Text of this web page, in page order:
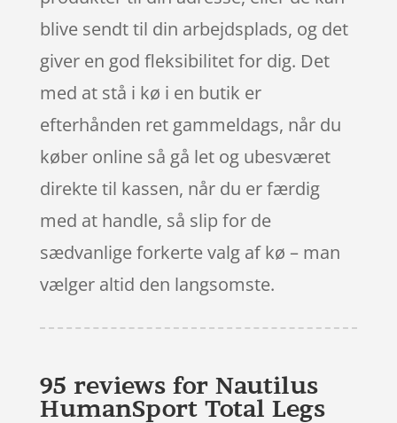
blive sendt til din arbejdsplads, og det
giver en god fleksibilitet for dig. Det
med at stå i kø i en butik er
efterhånden ret gammeldags, når du
køber online så gå let og ubesværet
direkte til kassen, når du er færdig
med at handle, så slip for de
sædvanlige forkerte valg af kø – man
vælger altid den langsomste.
95 reviews for Nautilus
HumanSport Total Legs